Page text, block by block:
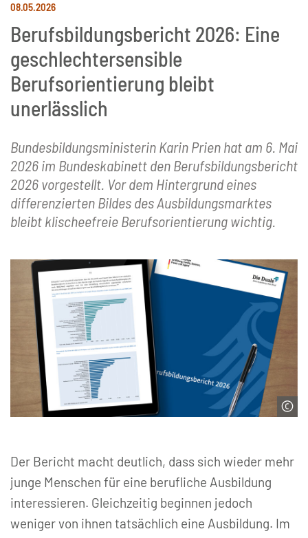
08.05.2026
Berufsbildungsbericht 2026: Eine
geschlechtersensible
Berufsorientierung bleibt
unerlässlich
Bundesbildungsministerin Karin Prien hat am 6. Mai
2026 im Bundeskabinett den Berufsbildungsbericht
2026 vorgestellt. Vor dem Hintergrund eines
differenzierten Bildes des Ausbildungsmarktes
bleibt klischeefreie Berufsorientierung wichtig.
Der Bericht macht deutlich, dass sich wieder mehr
junge Menschen für eine berufliche Ausbildung
interessieren. Gleichzeitig beginnen jedoch
weniger von ihnen tatsächlich eine Ausbildung. Im